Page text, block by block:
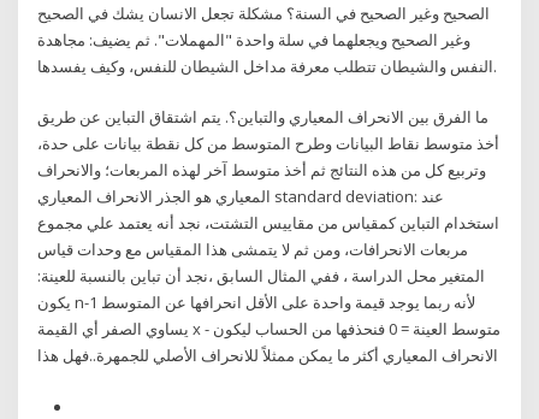
الصحيح وغير الصحيح في السنة؟ مشكلة تجعل الانسان يشك في الصحيح
وغير الصحيح ويجعلهما في سلة واحدة "المهملات". ثم يضيف: مجاهدة
النفس والشيطان تتطلب معرفة مداخل الشيطان للنفس، وكيف يفسدها.
ما الفرق بين الانحراف المعياري والتباين؟. يتم اشتقاق التباين عن طريق
أخذ متوسط نقاط البيانات وطرح المتوسط من كل نقطة بيانات على حدة،
وتربيع كل من هذه النتائج ثم أخذ متوسط آخر لهذه المربعات؛ والانحراف
المعياري هو الجذر الانحراف المعياري standard deviation: عند
استخدام التباين كمقياس من مقاييس التشتت، نجد أنه يعتمد علي مجموع
مربعات الانحرافات، ومن ثم لا يتمشى هذا المقياس مع وحدات قياس
المتغير محل الدراسة ، ففي المثال السابق ،نجد أن تباين بالنسبة للعينة:
يكون n-1 لأنه ربما يوجد قيمة واحدة على الأقل انحرافها عن المتوسط
يساوي الصفر أي القيمة x - متوسط العينة = 0 فنحذفها من الحساب ليكون
الانحراف المعياري أكثر ما يمكن ممثلاً للانحراف الأصلي للجمهرة..فهل هذا